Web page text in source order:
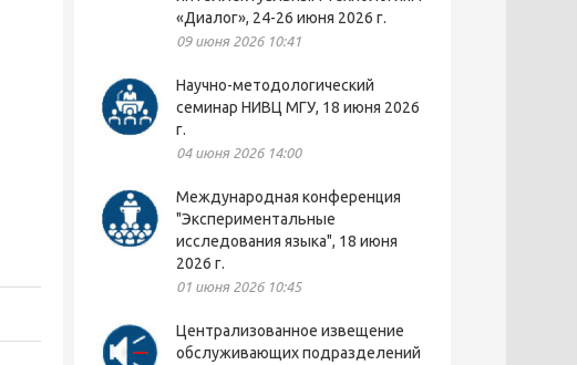
«Диалог», 24-26 июня 2026 г.
09 июня 2026 10:41
Научно-методологический
семинар НИВЦ МГУ, 18 июня 2026
г.
04 июня 2026 14:00
Международная конференция
"Экспериментальные
исследования языка", 18 июня
2026 г.
01 июня 2026 10:45
Централизованное извещение
обслуживающих подразделений